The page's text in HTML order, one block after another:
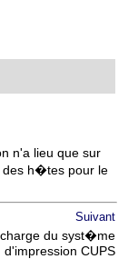
n'a lieu que sur
des h�tes pour le
Suivant
du syst�me
d'impression CUPS